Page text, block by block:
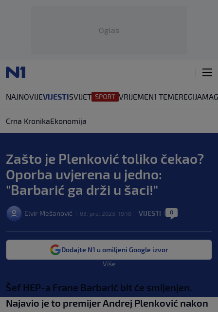
Oglas
NAJNOVIJEVIJESTISVIJET VRIJEMEN1 TEMEREGIJA
Crna KronikaEkonomija
Zašto je Plenković toliko čekao?
Oporba uvjerena u jedno:
"Barbarić ga drži u šaci!"
Elvir Mešanović 03. pro. 2023. 19:10 VIJESTI 0
Dodajte N1 u omiljeni Google izvor
Više
Šef HEP-a Frane Barbarić bit će smijenjen.
Najavio je to premijer Andrej Plenković nakon